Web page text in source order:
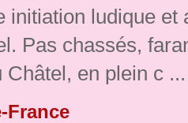
initiation ludique
Pas chassés,
Châtel, en plein c ...
France